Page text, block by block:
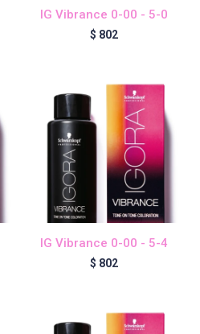
IG Vibrance 0-00 - 5-0
$ 802
IG Vibrance 0-00 - 5-4
$ 802